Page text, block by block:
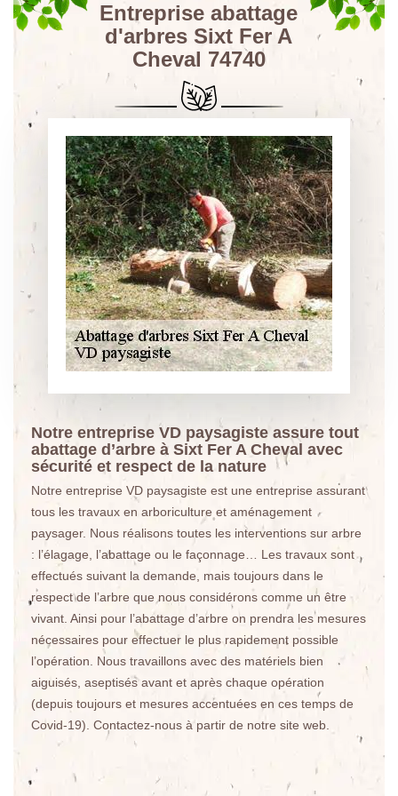
Entreprise abattage
d'arbres Sixt Fer A
Cheval 74740
Notre entreprise VD paysagiste assure tout
abattage d’arbre à Sixt Fer A Cheval avec
sécurité et respect de la nature
Notre entreprise VD paysagiste est une entreprise assurant
tous les travaux en arboriculture et aménagement
paysager. Nous réalisons toutes les interventions sur arbre
: l’élagage, l’abattage ou le façonnage… Les travaux sont
effectués suivant la demande, mais toujours dans le
respect de l’arbre que nous considérons comme un être
vivant. Ainsi pour l’abattage d’arbre on prendra les mesures
nécessaires pour effectuer le plus rapidement possible
l’opération. Nous travaillons avec des matériels bien
aiguisés, aseptisés avant et après chaque opération
(depuis toujours et mesures accentuées en ces temps de
Covid-19). Contactez-nous à partir de notre site web.